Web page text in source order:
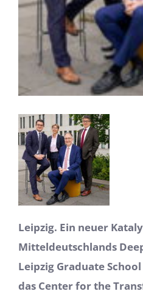
Leipzig. Ein neuer
Mitteldeutschlands
Leipzig Graduate
das Center for the